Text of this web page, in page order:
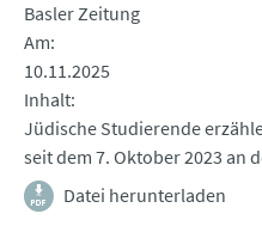
Basler Zeitung
Am
10.11.2025
Inhalt
Jüdische Studierende
seit dem 7. Oktober 2023 an
Datei herunterladen